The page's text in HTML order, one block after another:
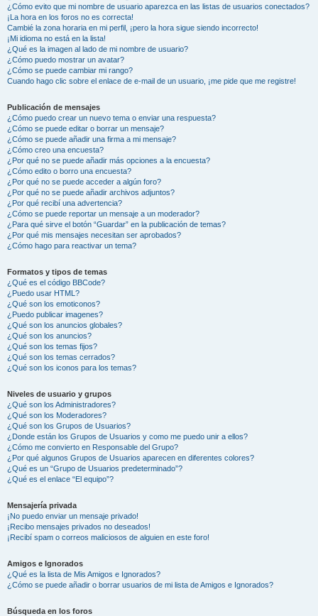
¿Cómo evito que mi nombre de usuario aparezca en las listas de usuarios conectados?
¡La hora en los foros no es correcta!
Cambié la zona horaria en mi perfil, ¡pero la hora sigue siendo incorrecto!
¡Mi idioma no está en la lista!
¿Qué es la imagen al lado de mi nombre de usuario?
¿Cómo puedo mostrar un avatar?
¿Cómo se puede cambiar mi rango?
Cuando hago clic sobre el enlace de e-mail de un usuario, ¡me pide que me registre!
Publicación de mensajes
¿Cómo puedo crear un nuevo tema o enviar una respuesta?
¿Cómo se puede editar o borrar un mensaje?
¿Cómo se puede añadir una firma a mi mensaje?
¿Cómo creo una encuesta?
¿Por qué no se puede añadir más opciones a la encuesta?
¿Cómo edito o borro una encuesta?
¿Por qué no se puede acceder a algún foro?
¿Por qué no se puede añadir archivos adjuntos?
¿Por qué recibí una advertencia?
¿Cómo se puede reportar un mensaje a un moderador?
¿Para qué sirve el botón “Guardar” en la publicación de temas?
¿Por qué mis mensajes necesitan ser aprobados?
¿Cómo hago para reactivar un tema?
Formatos y tipos de temas
¿Qué es el código BBCode?
¿Puedo usar HTML?
¿Qué son los emoticonos?
¿Puedo publicar imagenes?
¿Qué son los anuncios globales?
¿Qué son los anuncios?
¿Qué son los temas fijos?
¿Qué son los temas cerrados?
¿Qué son los iconos para los temas?
Niveles de usuario y grupos
¿Qué son los Administradores?
¿Qué son los Moderadores?
¿Qué son los Grupos de Usuarios?
¿Donde están los Grupos de Usuarios y como me puedo unir a ellos?
¿Cómo me convierto en Responsable del Grupo?
¿Por qué algunos Grupos de Usuarios aparecen en diferentes colores?
¿Qué es un “Grupo de Usuarios predeterminado”?
¿Qué es el enlace “El equipo”?
Mensajería privada
¡No puedo enviar un mensaje privado!
¡Recibo mensajes privados no deseados!
¡Recibí spam o correos maliciosos de alguien en este foro!
Amigos e Ignorados
¿Qué es la lista de Mis Amigos e Ignorados?
¿Cómo se puede añadir o borrar usuarios de mi lista de Amigos e Ignorados?
Búsqueda en los foros